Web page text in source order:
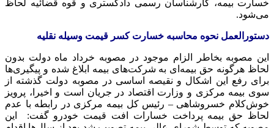
خسارت بیمه، کارشناسان رسمی دادگستری و قوه قضائیه لحاظ
می‌شود.
دستورالعمل نحوه محاسبه خسارت کسر قیمت وسیله نقلیه
این مصوبه بخاطر الزام موجود در مصوبه خرداد ماه دولت بدون
لحاظ هرگونه حق بیمه‌ای به شرکت‌های بیمه ابلاغ شده و پیگیری‌ها
برای رفع این اشکال و نقیصه اساسی در مصوبه دولت گذشته از
سوی بیمه مرکزی و وزارت اقتصاد در جریان است و اخیرا، پرویز
خوش‌کلام خسروشاهی – رئیس کل بیمه مرکزی در رابطه با عدم
لحاظ حق بیمه پرداخت خسارات افت قیمت خودرو گفت: این